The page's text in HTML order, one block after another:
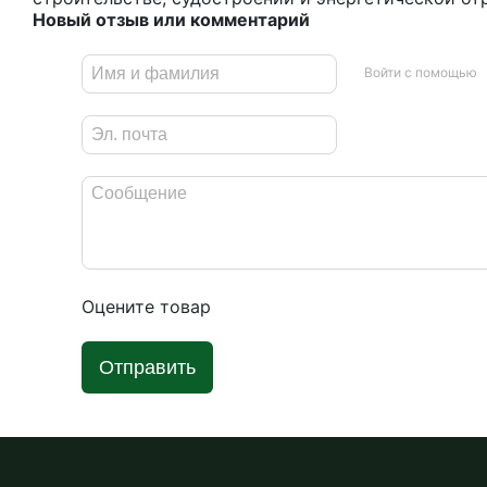
Новый отзыв или комментарий
Войти с помощью
Оцените товар
Отправить